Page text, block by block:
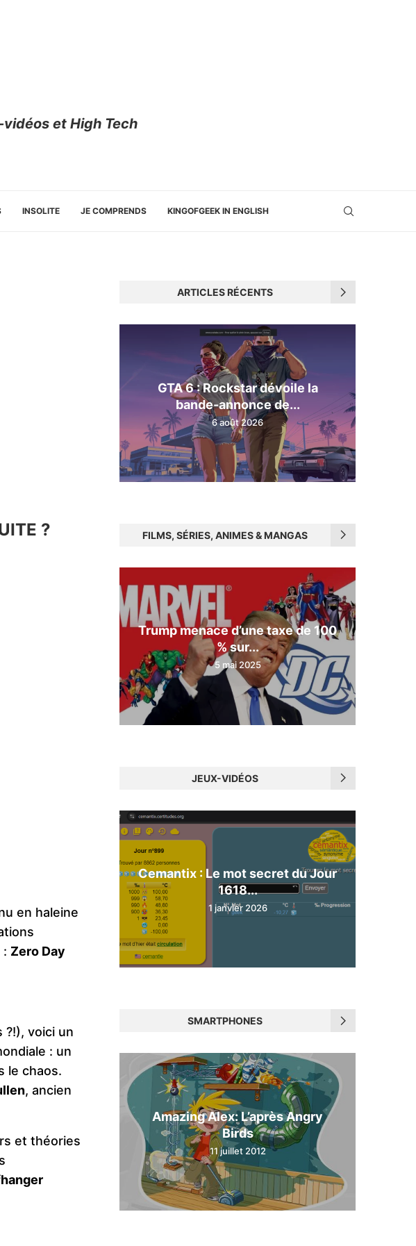
et High Tech
INSOLITE JE COMPRENDS KINGOFGEEK IN ENGLISH
?
en haleine
: Zero Day
voici un
: un
le chaos.
, ancien
et théories
ARTICLES RÉCENTS
GTA 6 : Rockstar dévoile la
bande-annonce de...
6 août 2026
FILMS, SÉRIES, ANIMES & MANGAS
Trump menace d’une taxe de 100
% sur...
5 mai 2025
JEUX-VIDÉOS
Cemantix : Le mot secret du Jour
1618...
1 janvier 2026
SMARTPHONES
Amazing Alex: L’après Angry
Birds
11 juillet 2012